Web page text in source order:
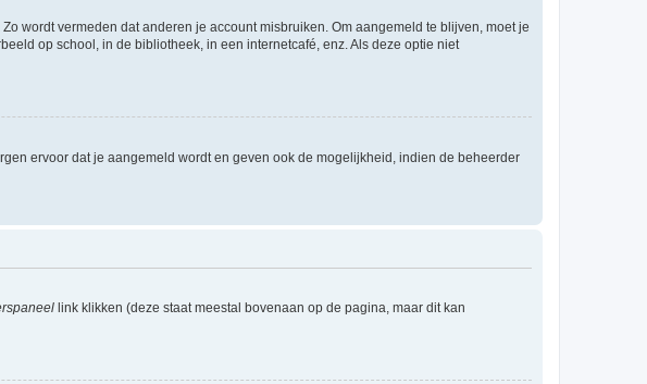
wordt vermeden dat anderen je account misbruiken. Om aangemeld te blijven, moet je
op school, in de bibliotheek, in een internetcafé, enz. Als deze optie niet
ervoor dat je aangemeld wordt en geven ook de mogelijkheid, indien de beheerder
link klikken (deze staat meestal bovenaan op de pagina, maar dit kan